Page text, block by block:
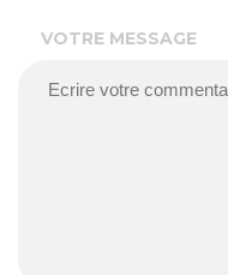
VOTRE MESSAGE